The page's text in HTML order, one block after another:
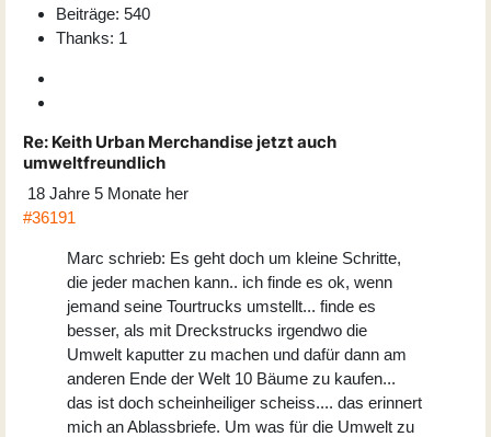
Beiträge: 540
Thanks: 1
Re: Keith Urban Merchandise jetzt auch
umweltfreundlich
18 Jahre 5 Monate her
#36191
Marc schrieb: Es geht doch um kleine Schritte,
die jeder machen kann.. ich finde es ok, wenn
jemand seine Tourtrucks umstellt... finde es
besser, als mit Dreckstrucks irgendwo die
Umwelt kaputter zu machen und dafür dann am
anderen Ende der Welt 10 Bäume zu kaufen...
das ist doch scheinheiliger scheiss.... das erinnert
mich an Ablassbriefe. Um was für die Umwelt zu